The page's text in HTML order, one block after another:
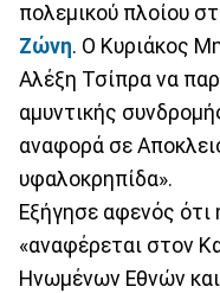
πολεμικού πλοίου
Ζώνη. Ο Κυριάκος
Αλέξη Τσίπρα να
αμυντικής
αναφορά σε
υφαλοκρηπίδα».
Εξήγησε αφενός
«αναφέρεται στον
Ηνωμένων Εθνών